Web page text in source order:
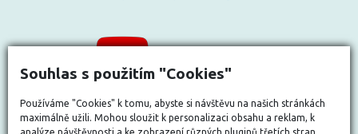
Souhlas s použitím "Cookies"
Používáme "Cookies" k tomu, abyste si návštěvu na našich stránkách
maximálně užili. Mohou sloužit k personalizaci obsahu a reklam, k